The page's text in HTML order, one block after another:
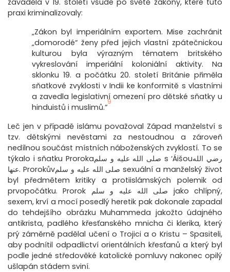
praxi kriminalizovaly:
„Zákon byl imperiálním exportem. Mise zachránit
„domorodé“ ženy před jejich vlastní zpátečnickou
kulturou byla výrazným tématem britského
vykreslování imperiální koloniální aktivity. Na
sklonku 19. a počátku 20. století Británie přiměla
sňatkové zvyklosti v Indii ke konformitě s vlastními
a zavedla legislativní omezení pro dětské sňatky u
hinduistů i muslimů.“
9
Leč jen v případě islámu považoval Západ manželství s
tzv. dětskými nevěstami za nestoudnou a zároveň
nedílnou součást místních náboženských zvyklostí. To se
týkalo i sňatku Prorokaصلى الله عليه و سلم s ‘Áišouرضي الله
عنها. Prorokůvصلى الله عليه و سلم sexuální a manželský život
byl předmětem kritiky a protiislámských polemik od
prvopočátku. Prorok صلى الله عليه و سلم jako chlípný,
sexem, krví a mocí posedlý heretik pak dokonale zapadal
do tehdejšího obrázku Muhammeda jakožto údajného
antikrista, padlého křesťanského mnicha či klerika, který
prý záměrně padělal učení o Trojici a o Kristu – Spasiteli,
aby podnítil odpadlictví orientálních křesťanů a který byl
podle jedné středověké katolické pomluvy nakonec opilý
ušlapán stádem sviní.